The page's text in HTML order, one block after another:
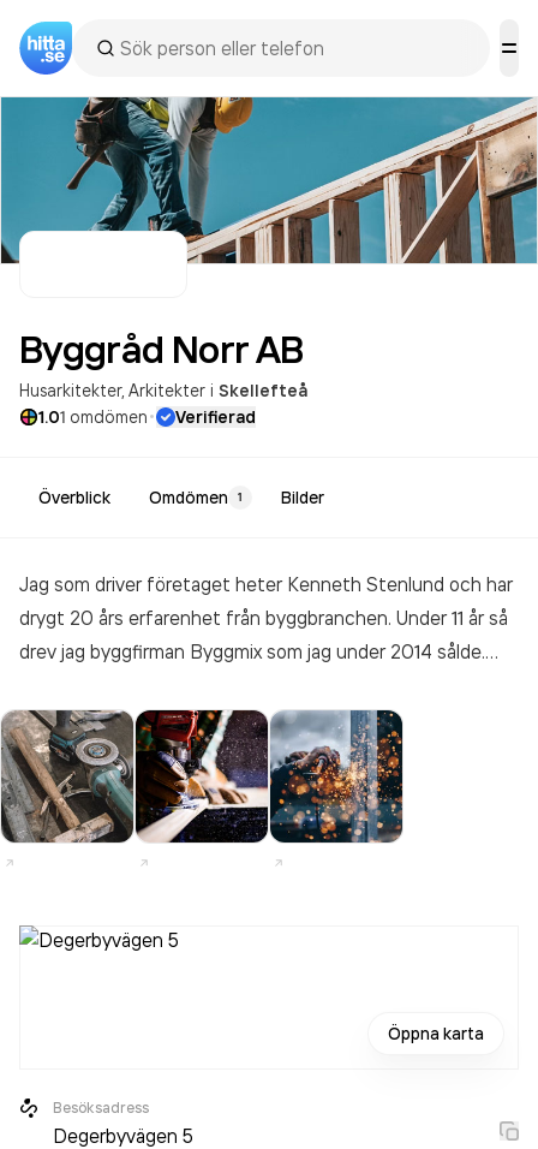
Byggråd NorrAB
Husarkitekter Arkitekter i Skellefteå
1.01 omdömen· Verifierad
Överblick Omdömen 1 Bilder
Jag som driver företaget heter Kenneth Stenlund och har
drygt 20 års erfarenhet från byggbranchen. Under 11 år så
drev jag byggfirman Byggmix som jag under 2014 sålde.
drog igång verksamheten mars 2015. Jag tar på mig
byggledning, kalkyl, bygglovshandlingar och är certifierad
kontrollansvarig. På proggramsidan så använder jag mig av
BidCon, DDS CAD och Bluebeam Revu.
Öppna karta
Besöksadress
Degerbyvägen 5